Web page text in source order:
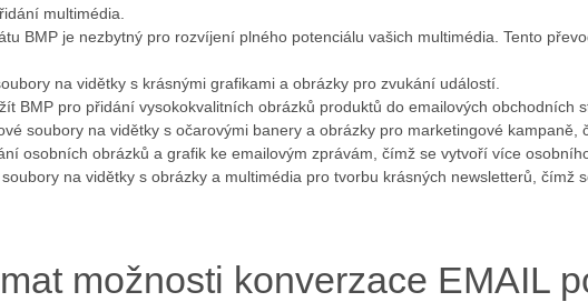
multimédia.
BMP je nezbytný pro rozvíjení plného potenciálu vašich multimédia. Tento
na vidětky s krásnými grafikami a obrázky pro zvukání událostí.
BMP pro přidání vysokokvalitních obrázků produktů do emailových obchodních
soubory na vidětky s očarovými banery a obrázky pro marketingové kampaně,
osobních obrázků a grafik ke emailovým zprávám, čímž se vytvoří více
na vidětky s obrázky a multimédia pro tvorbu krásných newsletterů, čímž
možnosti konverzace EMAIL